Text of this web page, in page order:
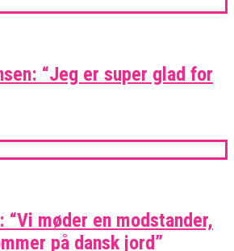
“Jeg er super glad for
“Vi møder en modstander,
på dansk jord”